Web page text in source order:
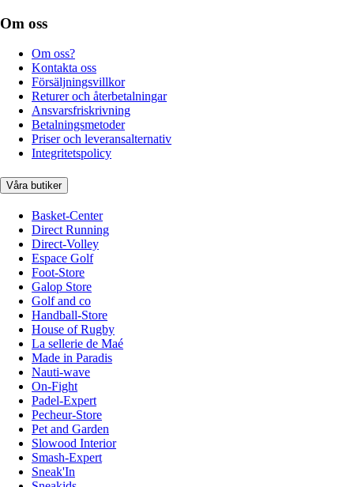
Om oss
Om oss?
Kontakta oss
Försäljningsvillkor
Returer och återbetalningar
Ansvarsfriskrivning
Betalningsmetoder
Priser och leveransalternativ
Integritetspolicy
Våra butiker
Basket-Center
Direct Running
Direct-Volley
Espace Golf
Foot-Store
Galop Store
Golf and co
Handball-Store
House of Rugby
La sellerie de Maé
Made in Paradis
Nauti-wave
On-Fight
Padel-Expert
Pecheur-Store
Pet and Garden
Slowood Interior
Smash-Expert
Sneak'In